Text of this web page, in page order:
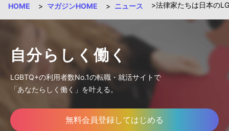
HOME マガジンHOME ニュース 法律家たちは日本の
自分らしく働く
LGBTQ+の利用者数No.1の転職・就活サイトで
「あなたらしく働く」を叶える。
無料会員登録してはじめる